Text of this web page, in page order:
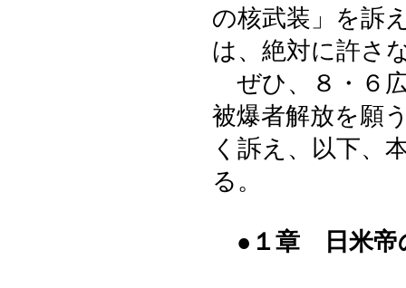
の核武装」を訴
は、絶対に許さ
ぜひ、８・６
被爆者解放を願
く訴え、以下、
る。
●１章 日米帝